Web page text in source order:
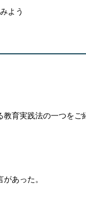
よう
育実践法の一つをご
あった。